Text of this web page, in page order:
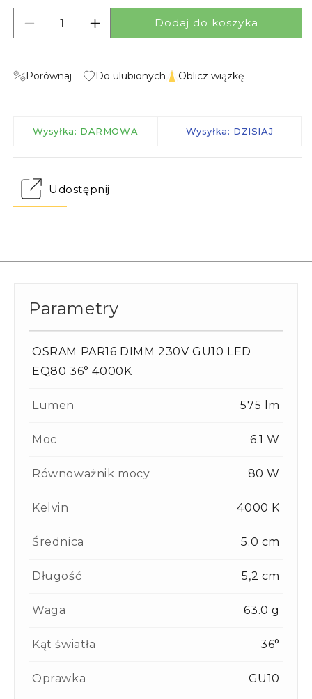
Zmniejsz ilość dla PARATHOM GU10 36° 4000K
Zwiększ ilość dla PARATHOM GU10
Dodaj do koszyka
Porównaj Do ulubionych Oblicz wiązkę
Wysyłka: DARMOWA Wysyłka: DZISIAJ
Udostępnij
Parametry
OSRAM PAR16 DIMM 230V GU10 LED
EQ80 36° 4000K
Lumen 575 lm
Moc 6.1 W
Równoważnik mocy 80 W
Kelvin 4000 K
Średnica 5.0 cm
Długość 5,2 cm
Waga 63.0 g
Kąt światła 36°
Oprawka GU10